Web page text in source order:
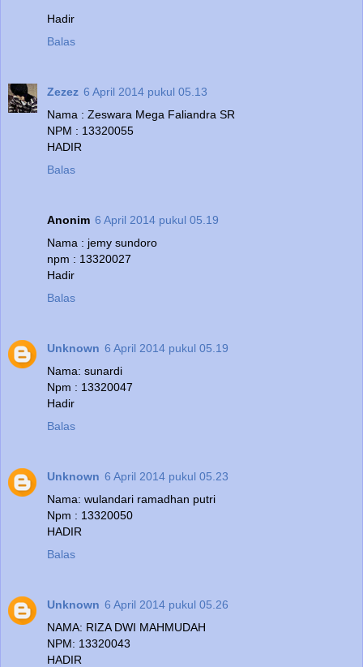
Hadir
Balas
Zezez 6 April 2014 pukul 05.13
Nama : Zeswara Mega Faliandra SR
NPM : 13320055
HADIR
Balas
Anonim 6 April 2014 pukul 05.19
Nama : jemy sundoro
npm : 13320027
Hadir
Balas
Unknown 6 April 2014 pukul 05.19
Nama: sunardi
Npm : 13320047
Hadir
Balas
Unknown 6 April 2014 pukul 05.23
Nama: wulandari ramadhan putri
Npm : 13320050
HADIR
Balas
Unknown 6 April 2014 pukul 05.26
NAMA: RIZA DWI MAHMUDAH
NPM: 13320043
HADIR